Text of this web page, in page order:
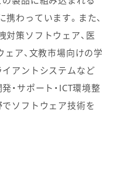
わっています。また、
対策ソフトウェア、医
ア、文教市場向けの学
イアントシステムなど
・サポート・ICT環境整
ソフトウェア技術を